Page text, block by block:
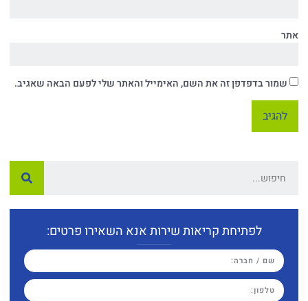
אתר
שמור בדפדפן זה את השם, האימייל והאתר שלי לפעם הבאה שאגיב.
לפתיחת קריאות שירות אנא השאירו פרטים: